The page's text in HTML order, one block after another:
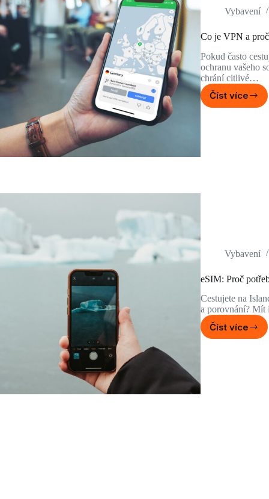
Vybavení
Co je VPN a
Pokud často
ochranu vašeho
chrání citlivé…
Číst více
Co
je
Vybavení
eSIM: Proč
Cestujete na
a porovnání? Mít
Číst více
eSIM: